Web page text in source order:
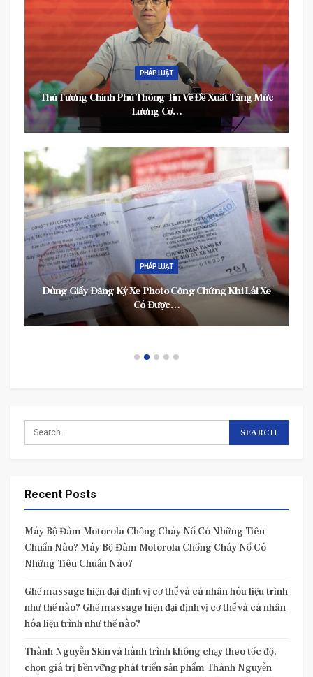
PHÁP LUẬT
Thủ Tướng Chính Phủ Thông Tin Về Đề Xuất Tăng Mức
Lương Cơ…
PHÁP LUẬT
Dùng Giấy Đăng Ký Xe Photo Công Chứng Khi Lái Xe
Có Được…
Recent Posts
Máy Bộ Đàm Motorola Chống Cháy Nổ Có Những Tiêu
Chuẩn Nào? Máy Bộ Đàm Motorola Chống Cháy Nổ Có
Những Tiêu Chuẩn Nào?
Ghế massage hiện đại định vị cơ thể và cá nhân hóa liệu trình
như thế nào? Ghế massage hiện đại định vị cơ thể và cá nhân
hóa liệu trình như thế nào?
Thành Nguyễn Skin và hành trình không chạy theo tốc độ,
chọn giá trị bền vững phát triển sản phẩm Thành Nguyễn